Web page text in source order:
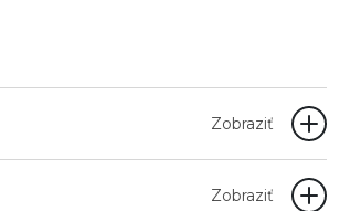
Zobraziť
Zobraziť